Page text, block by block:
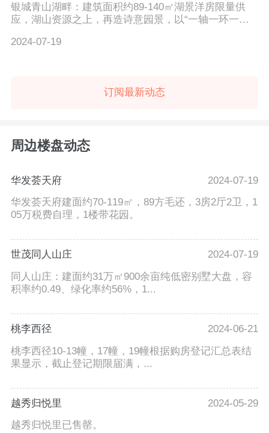
银城青山湖畔：建筑面积约89-140㎡湖景洋房限量供
应，湖山资源之上，再造诗意园景，以“一轴一环一心
2024-07-19
订阅最新动态
周边楼盘动态
华发荟天府
2024-07-19
华发荟天府建面约70-119㎡，89方毛还，3房2厅2卫，1
05万税费自理，1楼带花园。
世茂同人山庄
2024-07-19
同人山庄：建面约31万㎡900余亩纯低密别墅大盘，容
积率约0.49、绿化率约56%，1...
桃李西径
2024-06-21
桃李西径10-13幢，17幢，19幢根据购房登记汇总表结
果显示，截止登记期限届满，...
越秀归悦里
2024-05-29
越秀归悦里已售罄。